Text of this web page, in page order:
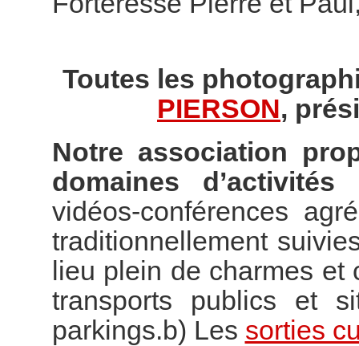
Toutes les
PIERSON,
Notre association
domaines d’activités
vidéos-conférences
traditionnellement
lieu plein de charmes et
transports publics et
parkings.b) Les sorties